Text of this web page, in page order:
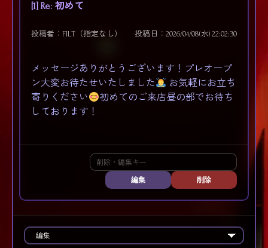
[1] Re: 初めて
投稿者：FILT（指定なし） 投稿日：2026/04/08(水) 22:02:30
メッセージありがとうございます！プレオープ
ン大変お待たせいたしました
お気軽にお立ち
寄りください
初めてのご来店昼の部でお待ち
しております！
編集 削除